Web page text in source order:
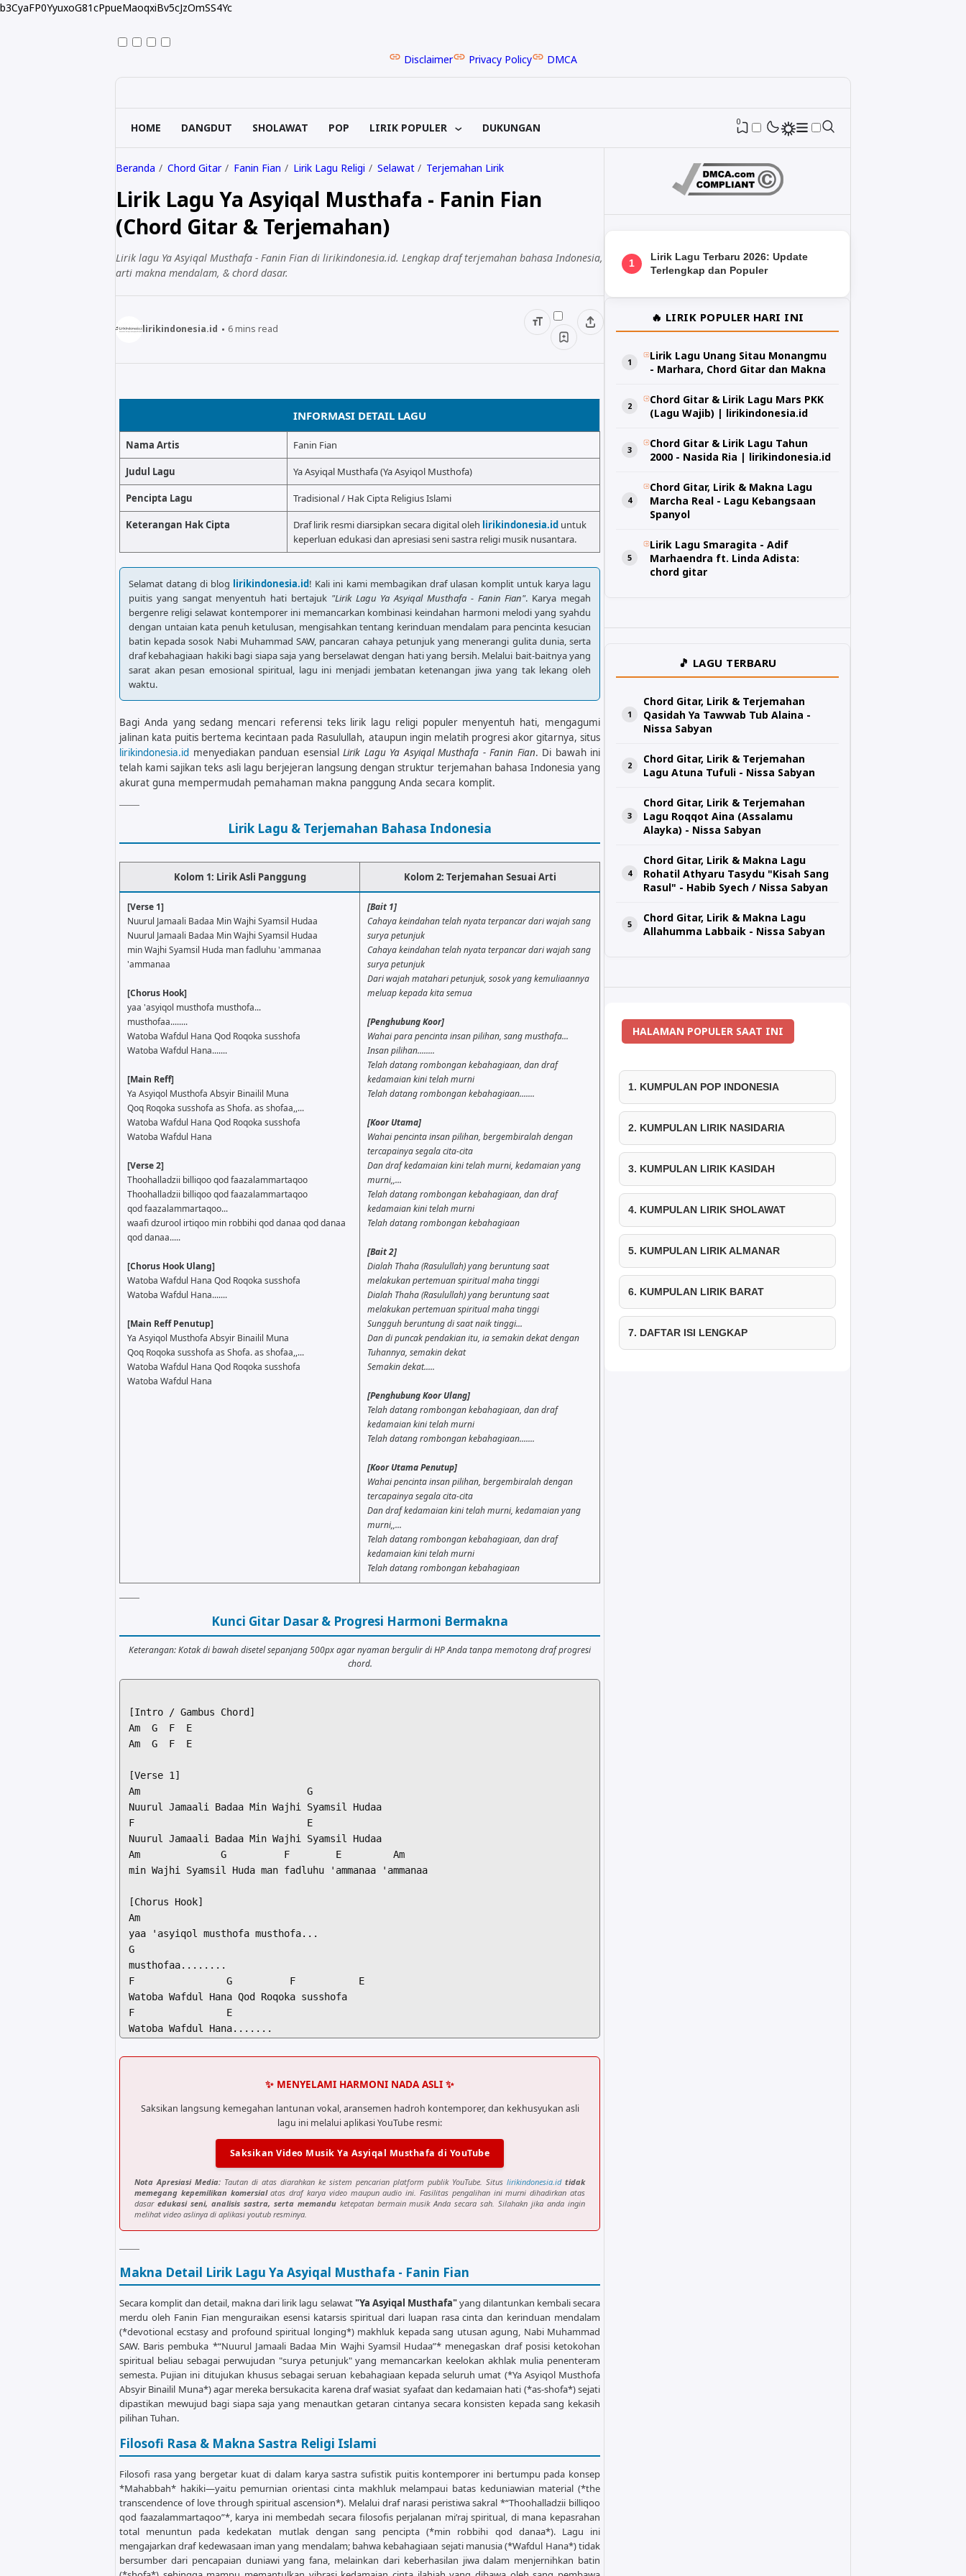
b3CyaFP0YyuxoG81cPpueMaoqxiBv5cJzOmSS4Yc
Disclaimer Privacy Policy DMCA
HOME DANGDUT SHOLAWAT POP LIRIK POPULER DUKUNGAN 0
Beranda Chord Gitar Fanin Fian Lirik Lagu Religi Selawat Terjemahan Lirik
Lirik Lagu Ya Asyiqal Musthafa - Fanin Fian
(Chord Gitar & Terjemahan)
Lirik lagu Ya Asyiqal Musthafa - Fanin Fian di lirikindonesia.id. Lengkap draf terjemahan bahasa Indonesia,
arti makna mendalam, & chord dasar.
lirikindonesia.id 6mins read
INFORMASI DETAIL LAGU
Nama Artis Fanin Fian
Judul Lagu Ya Asyiqal Musthafa (Ya Asyiqol Musthofa)
Pencipta Lagu Tradisional / Hak Cipta Religius Islami
Keterangan Hak Cipta Draf lirik resmi diarsipkan secara digital oleh lirikindonesia.id untuk
keperluan edukasi dan apresiasi seni sastra religi musik nusantara.
Selamat datang di blog lirikindonesia.id! Kali ini kami membagikan draf ulasan komplit untuk karya lagu
puitis yang sangat menyentuh hati bertajuk "Lirik Lagu Ya Asyiqal Musthafa - Fanin Fian". Karya megah
bergenre religi selawat kontemporer ini memancarkan kombinasi keindahan harmoni melodi yang syahdu
dengan untaian kata penuh ketulusan, mengisahkan tentang kerinduan mendalam para pencinta kesucian
batin kepada sosok Nabi Muhammad SAW, pancaran cahaya petunjuk yang menerangi gulita dunia, serta
draf kebahagiaan hakiki bagi siapa saja yang berselawat dengan hati yang bersih. Melalui bait-baitnya yang
sarat akan pesan emosional spiritual, lagu ini menjadi jembatan ketenangan jiwa yang tak lekang oleh
waktu.
Bagi Anda yang sedang mencari referensi teks lirik lagu religi populer menyentuh hati, mengagumi
jalinan kata puitis bertema kecintaan pada Rasulullah, ataupun ingin melatih progresi akor gitarnya, situs
lirikindonesia.id menyediakan panduan esensial Lirik Lagu Ya Asyiqal Musthafa - Fanin Fian. Di bawah ini
telah kami sajikan teks asli lagu berjejeran langsung dengan struktur terjemahan bahasa Indonesia yang
akurat guna mempermudah pemahaman makna panggung Anda secara komplit.
Lirik Lagu & Terjemahan Bahasa Indonesia
Kolom 1: Lirik Asli Panggung Kolom 2: Terjemahan Sesuai Arti
[Verse 1]
Nuurul Jamaali Badaa Min Wajhi Syamsil Hudaa
Nuurul Jamaali Badaa Min Wajhi Syamsil Hudaa
min Wajhi Syamsil Huda man fadluhu 'ammanaa
'ammanaa
[Chorus Hook]
yaa 'asyiqol musthofa musthofa...
musthofaa........
Watoba Wafdul Hana Qod Roqoka susshofa
Watoba Wafdul Hana.......
[Main Reff]
Ya Asyiqol Musthofa Absyir Binailil Muna
Qoq Roqoka susshofa as Shofa. as shofaa,,...
Watoba Wafdul Hana Qod Roqoka susshofa
Watoba Wafdul Hana
[Verse 2]
Thoohalladzii billiqoo qod faazalammartaqoo
Thoohalladzii billiqoo qod faazalammartaqoo
qod faazalammartaqoo...
waafi dzurool irtiqoo min robbihi qod danaa qod danaa
qod danaa.....
[Chorus Hook Ulang]
Watoba Wafdul Hana Qod Roqoka susshofa
Watoba Wafdul Hana.......
[Main Reff Penutup]
Ya Asyiqol Musthofa Absyir Binailil Muna
Qoq Roqoka susshofa as Shofa. as shofaa,,...
Watoba Wafdul Hana Qod Roqoka susshofa
Watoba Wafdul Hana
[Bait 1]
Cahaya keindahan telah nyata terpancar dari wajah sang
surya petunjuk
Cahaya keindahan telah nyata terpancar dari wajah sang
surya petunjuk
Dari wajah matahari petunjuk, sosok yang kemuliaannya
meluap kepada kita semua
[Penghubung Koor]
Wahai para pencinta insan pilihan, sang musthafa...
Insan pilihan........
Telah datang rombongan kebahagiaan, dan draf
kedamaian kini telah murni
Telah datang rombongan kebahagiaan.......
[Koor Utama]
Wahai pencinta insan pilihan, bergembiralah dengan
tercapainya segala cita-cita
Dan draf kedamaian kini telah murni, kedamaian yang
murni,,...
Telah datang rombongan kebahagiaan, dan draf
kedamaian kini telah murni
Telah datang rombongan kebahagiaan
[Bait 2]
Dialah Thaha (Rasulullah) yang beruntung saat
melakukan pertemuan spiritual maha tinggi
Dialah Thaha (Rasulullah) yang beruntung saat
melakukan pertemuan spiritual maha tinggi
Sungguh beruntung di saat naik tinggi...
Dan di puncak pendakian itu, ia semakin dekat dengan
Tuhannya, semakin dekat
Semakin dekat.....
[Penghubung Koor Ulang]
Telah datang rombongan kebahagiaan, dan draf
kedamaian kini telah murni
Telah datang rombongan kebahagiaan.......
[Koor Utama Penutup]
Wahai pencinta insan pilihan, bergembiralah dengan
tercapainya segala cita-cita
Dan draf kedamaian kini telah murni, kedamaian yang
murni,,...
Telah datang rombongan kebahagiaan, dan draf
kedamaian kini telah murni
Telah datang rombongan kebahagiaan
Kunci Gitar Dasar & Progresi Harmoni Bermakna
Keterangan: Kotak di bawah disetel sepanjang 500px agar nyaman bergulir di HP Anda tanpa memotong draf progresi
chord.
[Intro / Gambus Chord]
Am  G  F  E
Am  G  F  E
[Verse 1]
Am                             G
Nuurul Jamaali Badaa Min Wajhi Syamsil Hudaa
F                              E
Nuurul Jamaali Badaa Min Wajhi Syamsil Hudaa
Am              G          F        E         Am
min Wajhi Syamsil Huda man fadluhu 'ammanaa 'ammanaa
[Chorus Hook]
Am
yaa 'asyiqol musthofa musthofa...
G
musthofaa........
F                G          F           E
Watoba Wafdul Hana Qod Roqoka susshofa
F                E
Watoba Wafdul Hana.......
[Main Reff]
Ya Asyiqol Musthofa Absyir Binailil Muna
F                   G            E
Qoq Roqoka susshofa as Shofa. as shofaa,,...
Am               G          F           E
Watoba Wafdul Hana Qod Roqoka susshofa
F                E
Watoba Wafdul Hana
[Verse 2]
Am                        G
Thoohalladzii billiqoo qod faazalammartaqoo
F                         E
Thoohalladzii billiqoo qod faazalammartaqoo
Am              G
qod faazalammartaqoo...
F                     G             F        E     Am
waafi dzurool irtiqoo min robbihi qod danaa qod danaa
E
qod danaa.....
[Chorus Hook Ulang]
F                G          F           E
Watoba Wafdul Hana Qod Roqoka susshofa
F                E
Watoba Wafdul Hana.......
[Main Reff Penutup]
Am                  G
Ya Asyiqol Musthofa Absyir Binailil Muna
F                   G            E
Qoq Roqoka susshofa as Shofa. as shofaa,,...
✨ MENYELAMI HARMONI NADA ASLI ✨
Saksikan langsung kemegahan lantunan vokal, aransemen hadroh kontemporer, dan kekhusyukan asli
lagu ini melalui aplikasi YouTube resmi:
Saksikan Video Musik Ya Asyiqal Musthafa di YouTube
Nota Apresiasi Media: Tautan di atas diarahkan ke sistem pencarian platform publik YouTube. Situs lirikindonesia.id tidak
memegang kepemilikan komersialatas draf karya video maupun audio ini. Fasilitas pengalihan ini murni dihadirkan atas
dasar edukasi seni, analisis sastra, serta memanduketepatan bermain musik Anda secara sah. Silahakn jika anda ingin
melihat video aslinya di aplikasi youtub resminya.
Makna Detail Lirik Lagu Ya Asyiqal Musthafa - Fanin Fian
Secara komplit dan detail, makna dari lirik lagu selawat "Ya Asyiqal Musthafa"yang dilantunkan kembali secara
merdu oleh Fanin Fian menguraikan esensi katarsis spiritual dari luapan rasa cinta dan kerinduan mendalam
(*devotional ecstasy and profound spiritual longing*) makhluk kepada sang utusan agung, Nabi Muhammad
SAW. Baris pembuka *“Nuurul Jamaali Badaa Min Wajhi Syamsil Hudaa”* menegaskan draf posisi ketokohan
spiritual beliau sebagai perwujudan "surya petunjuk" yang memancarkan keelokan akhlak mulia penenteram
semesta. Pujian ini ditujukan khusus sebagai seruan kebahagiaan kepada seluruh umat (*Ya Asyiqol Musthofa
Absyir Binailil Muna*) agar mereka bersukacita karena draf wasiat syafaat dan kedamaian hati (*as-shofa*) sejati
dipastikan mewujud bagi siapa saja yang menautkan getaran cintanya secara konsisten kepada sang kekasih
pilihan Tuhan.
Filosofi Rasa & Makna Sastra Religi Islami
Filosofi rasa yang bergetar kuat di dalam karya sastra sufistik puitis kontemporer ini bertumpu pada konsep
*Mahabbah* hakiki—yaitu pemurnian orientasi cinta makhluk melampaui batas keduniawian material (*the
transcendence of love through spiritual ascension*). Melalui draf narasi peristiwa sakral *“Thoohalladzii billiqoo
qod faazalammartaqoo”*, karya ini membedah secara filosofis perjalanan mi’raj spiritual, di mana kepasrahan
total menuntun pada kedekatan mutlak dengan sang pencipta (*min robbihi qod danaa*). Lagu ini
mengajarkan draf kedewasaan iman yang mendalam; bahwa kebahagiaan sejati manusia (*Wafdul Hana*) tidak
bersumber dari pencapaian duniawi yang fana, melainkan dari keberhasilan jiwa dalam menjernihkan batin
1
Lirik Lagu Terbaru 2026: Update
Terlengkap dan Populer
🔥 LIRIK POPULER HARI INI
Lirik Lagu Unang Sitau Monangmu
- Marhara, Chord Gitar dan Makna
Chord Gitar & Lirik Lagu Mars PKK
(Lagu Wajib) | lirikindonesia.id
Chord Gitar & Lirik Lagu Tahun
2000 - Nasida Ria | lirikindonesia.id
Chord Gitar, Lirik & Makna Lagu
Marcha Real - Lagu Kebangsaan
Spanyol
Lirik Lagu Smaragita - Adif
Marhaendra ft. Linda Adista:
chord gitar
🎵 LAGU TERBARU
Chord Gitar, Lirik & Terjemahan
Qasidah Ya Tawwab Tub Alaina -
Nissa Sabyan
Chord Gitar, Lirik & Terjemahan
Lagu Atuna Tufuli - Nissa Sabyan
Chord Gitar, Lirik & Terjemahan
Lagu Roqqot Aina (Assalamu
Alayka) - Nissa Sabyan
Chord Gitar, Lirik & Makna Lagu
Rohatil Athyaru Tasydu "Kisah Sang
Rasul" - Habib Syech / Nissa Sabyan
Chord Gitar, Lirik & Makna Lagu
Allahumma Labbaik - Nissa Sabyan
HALAMAN POPULER SAAT INI
1. KUMPULAN POP INDONESIA
2. KUMPULAN LIRIK NASIDARIA
3. KUMPULAN LIRIK KASIDAH
4. KUMPULAN LIRIK SHOLAWAT
5. KUMPULAN LIRIK ALMANAR
6. KUMPULAN LIRIK BARAT
7. DAFTAR ISI LENGKAP